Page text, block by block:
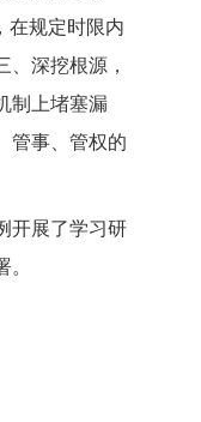
在规定时限内
、深挖根源，
制上堵塞漏
管事、管权的
开展了学习研